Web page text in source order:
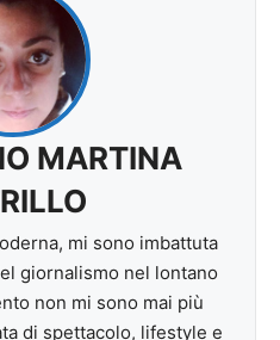
MARTINA
mi sono imbattuta
giornalismo nel lontano
non mi sono mai più
di spettacolo, lifestyle e